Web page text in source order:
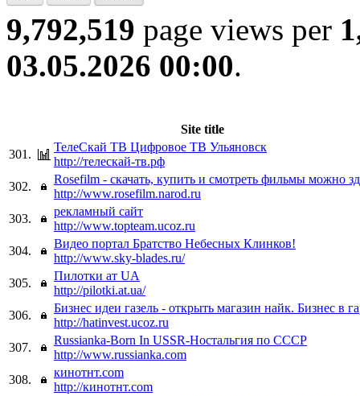
9,792,519 page views per
03.05.2026 00:00.
Site title
301.
ТелеСкай ТВ Цифровое ТВ Ульяновск
http://телескай-тв.рф
302.
Rosefilm - скачать, купить и смотреть фильмы можно
http://www.rosefilm.narod.ru
303.
рекламный сайт
http://www.topteam.ucoz.ru
304.
Видео портал Братство Небесных Клинков!
http://www.sky-blades.ru/
305.
Пилотки ат UA
http://pilotki.at.ua/
306.
Бизнес идеи газель - открыть магазин найк. Бизнес в
http://hatinvest.ucoz.ru
307.
Russianka-Born In USSR-Ностальгия по СССР
http://www.russianka.com
308.
кинотнт.com
http://кинотнт.com